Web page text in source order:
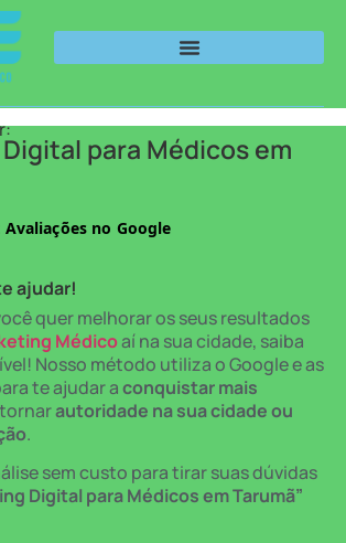
para Médicos em
ajudar!
quer melhorar os seus resultados
Médicoaí na sua cidade, saiba
Nosso método utiliza o Google e as
te ajudar aconquistar mais
autoridade na sua cidade ou
.
sem custo para tirar suas dúvidas
Digital para Médicos em Tarumã”